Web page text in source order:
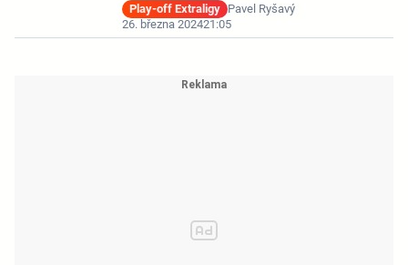
Play-off Extraligy Pavel Ryšavý
26. března 202421:05